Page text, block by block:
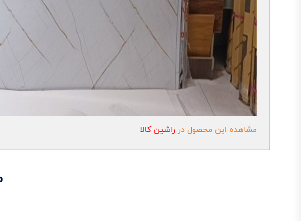
مشاهده این محصول در راشین کالا